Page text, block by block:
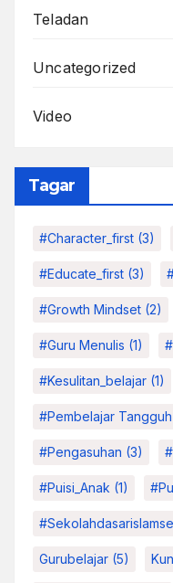
Teladan
Uncategorized
Video
Tagar
#character_first (3)
#educate_first (3)
#growth Mindset (2)
#Guru Menulis (1)
#kesulitan_belajar (1)
#pembelajar Tangguh
#pengasuhan (3)
#Puisi_Anak (1)
Gurubelajar (5)